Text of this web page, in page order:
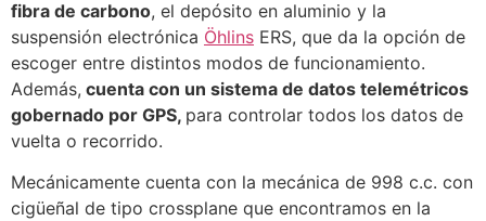
fibra de carbono, el depósito en aluminio y la
suspensión electrónica Öhlins ERS, que da la opción de
escoger entre distintos modos de funcionamiento.
Además, cuenta con un sistema de datos telemétricos
gobernado por GPS, para controlar todos los datos de
vuelta o recorrido.
Mecánicamente cuenta con la mecánica de 998 c.c. con
cigüeñal de tipo crossplane que encontramos en la